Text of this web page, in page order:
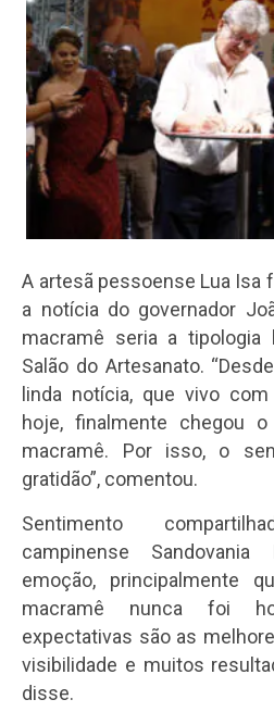
A artesã pessoense Lua Isa
a notícia do governador
macramê seria a tipologia
Salão do Artesanato.
linda notícia, que vivo
hoje, finalmente chegou
macramê. Por isso, o
gratidão”, comentou.
Sentimento
campinense
emoção, principalmente
macramê nunca foi
expectativas são as
visibilidade e muitos
disse.